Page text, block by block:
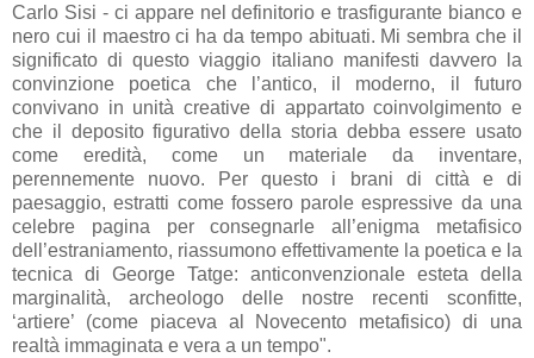
Carlo Sisi - ci appare nel definitorio e trasfigurante bianco e
nero cui il maestro ci ha da tempo abituati. Mi sembra che il
significato di questo viaggio italiano manifesti davvero la
convinzione poetica che l’antico, il moderno, il futuro
convivano in unità creative di appartato coinvolgimento e
che il deposito figurativo della storia debba essere usato
come eredità, come un materiale da inventare,
perennemente nuovo. Per questo i brani di città e di
paesaggio, estratti come fossero parole espressive da una
celebre pagina per consegnarle all’enigma metafisico
dell’estraniamento, riassumono effettivamente la poetica e la
tecnica di George Tatge: anticonvenzionale esteta della
marginalità, archeologo delle nostre recenti sconfitte,
‘artiere’ (come piaceva al Novecento metafisico) di una
realtà immaginata e vera a un tempo".